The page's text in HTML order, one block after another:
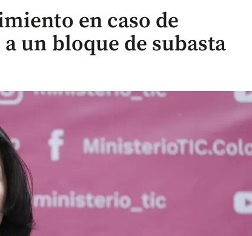
en caso de
un bloque de subasta